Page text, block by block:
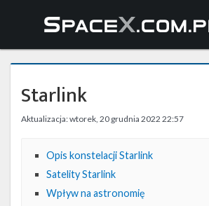
Wiadomości
Baza wiedzy
Starlink
Starship
Lista startów
Starlink
Aktualizacja: wtorek, 20 grudnia 2022 22:57
Opis konstelacji Starlink
Satelity Starlink
Wpływ na astronomię